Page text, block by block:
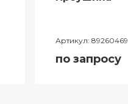
Артикул: 89260469
по запросу